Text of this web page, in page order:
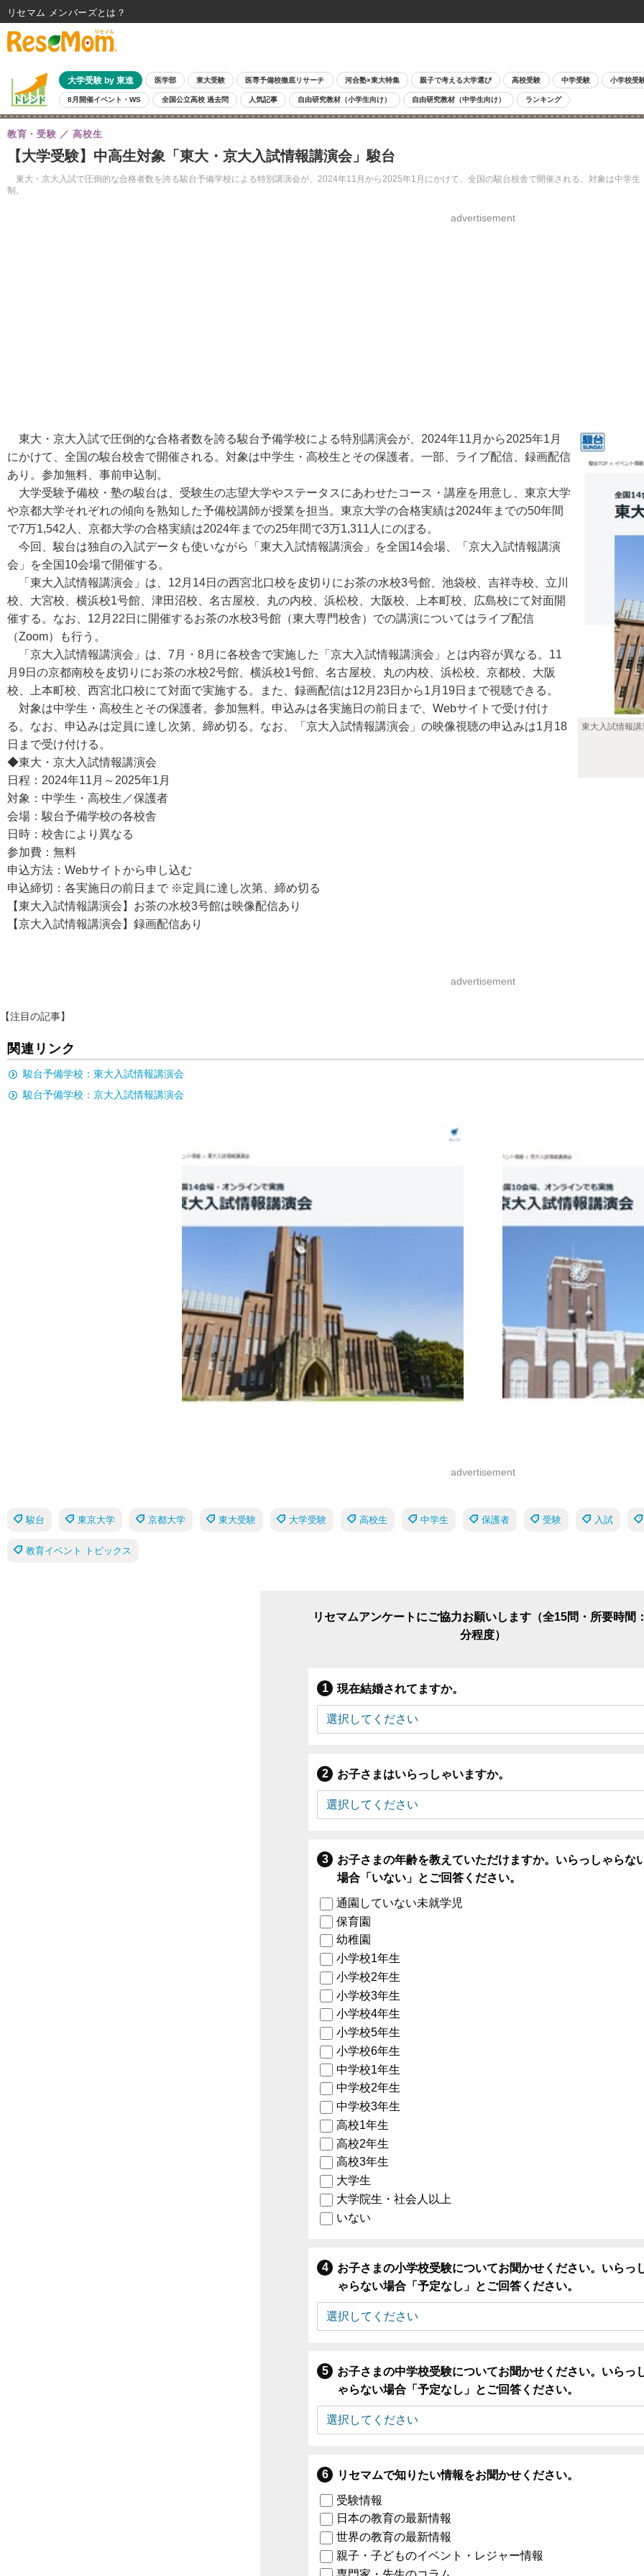
大学受験 by 東進 医学部 東大受験 医専予備校徹底リサーチ 河合塾×東大特集 親子で考える大学選び 高校受験 中学受験 小学校受
8月開催イベント・WS 全国公立高校 過去問 人気記事 自由研究教材（小学生向け） 自由研究教材（中学生向け） ランキング
【大学受験】中高生対象「東大・京大入試情報講演会」駿台
東大・京大入試で圧倒的な合格者数を誇る駿台予備学校による特別講演会が、2024年11月から2025年1月にかけて、全国の駿台校舎で開催される。対象は中学
制。
教育・受験 高校生
advertisement
東大入試情報講
東大・京大入試で圧倒的な合格者数を誇る駿台予備学校による特別講演会が、2024年11月から2025年1月
にかけて、全国の駿台校舎で開催される。対象は中学生・高校生とその保護者。一部、ライブ配信、録画配信
あり。参加無料、事前申込制。
大学受験予備校・塾の駿台は、受験生の志望大学やステータスにあわせたコース・講座を用意し、東京大学
や京都大学それぞれの傾向を熟知した予備校講師が授業を担当。東京大学の合格実績は2024年までの50年間
で7万1,542人、京都大学の合格実績は2024年までの25年間で3万1,311人にのぼる。
今回、駿台は独自の入試データも使いながら「東大入試情報講演会」を全国14会場、「京大入試情報講演
会」を全国10会場で開催する。
「東大入試情報講演会」は、12月14日の西宮北口校を皮切りにお茶の水校3号館、池袋校、吉祥寺校、立川
校、大宮校、横浜校1号館、津田沼校、名古屋校、丸の内校、浜松校、大阪校、上本町校、広島校にて対面開
催する。なお、12月22日に開催するお茶の水校3号館（東大専門校舎）での講演についてはライブ配信
（Zoom）も行う。
「京大入試情報講演会」は、7月・8月に各校舎で実施した「京大入試情報講演会」とは内容が異なる。11
月9日の京都南校を皮切りにお茶の水校2号館、横浜校1号館、名古屋校、丸の内校、浜松校、京都校、大阪
校、上本町校、西宮北口校にて対面で実施する。また、録画配信は12月23日から1月19日まで視聴できる。
対象は中学生・高校生とその保護者。参加無料。申込みは各実施日の前日まで、Webサイトで受け付け
る。なお、申込みは定員に達し次第、締め切る。なお、「京大入試情報講演会」の映像視聴の申込みは1月18
日まで受け付ける。
◆東大・京大入試情報講演会
日程：2024年11月～2025年1月
対象：中学生・高校生／保護者
会場：駿台予備学校の各校舎
日時：校舎により異なる
参加費：無料
申込方法：Webサイトから申し込む
申込締切：各実施日の前日まで ※定員に達し次第、締め切る
【東大入試情報講演会】お茶の水校3号館は映像配信あり
【京大入試情報講演会】録画配信あり
advertisement
【注目の記事】
関連リンク
駿台予備学校：東大入試情報講演会
駿台予備学校：京大入試情報講演会
advertisement
駿台 東京大学 京都大学 東大受験 大学受験 高校生 中学生 保護者 受験 入試
教育イベント トピックス
リセマムアンケートにご協力お願いします（全15問・所要時間
分程度）
現在結婚されてますか。
お子さまはいらっしゃいますか。
お子さまの年齢を教えていただけますか。いらっしゃらな
場合「いない」とご回答ください。
通園していない未就学児
保育園
幼稚園
小学校1年生
小学校2年生
小学校3年生
小学校4年生
小学校5年生
小学校6年生
中学校1年生
中学校2年生
中学校3年生
高校1年生
高校2年生
高校3年生
大学生
大学院生・社会人以上
いない
お子さまの小学校受験についてお聞かせください。いらっ
ゃらない場合「予定なし」とご回答ください。
お子さまの中学校受験についてお聞かせください。いらっ
ゃらない場合「予定なし」とご回答ください。
リセマムで知りたい情報をお聞かせください。
受験情報
日本の教育の最新情報
世界の教育の最新情報
親子・子どものイベント・レジャー情報
リセマム メンバーズ